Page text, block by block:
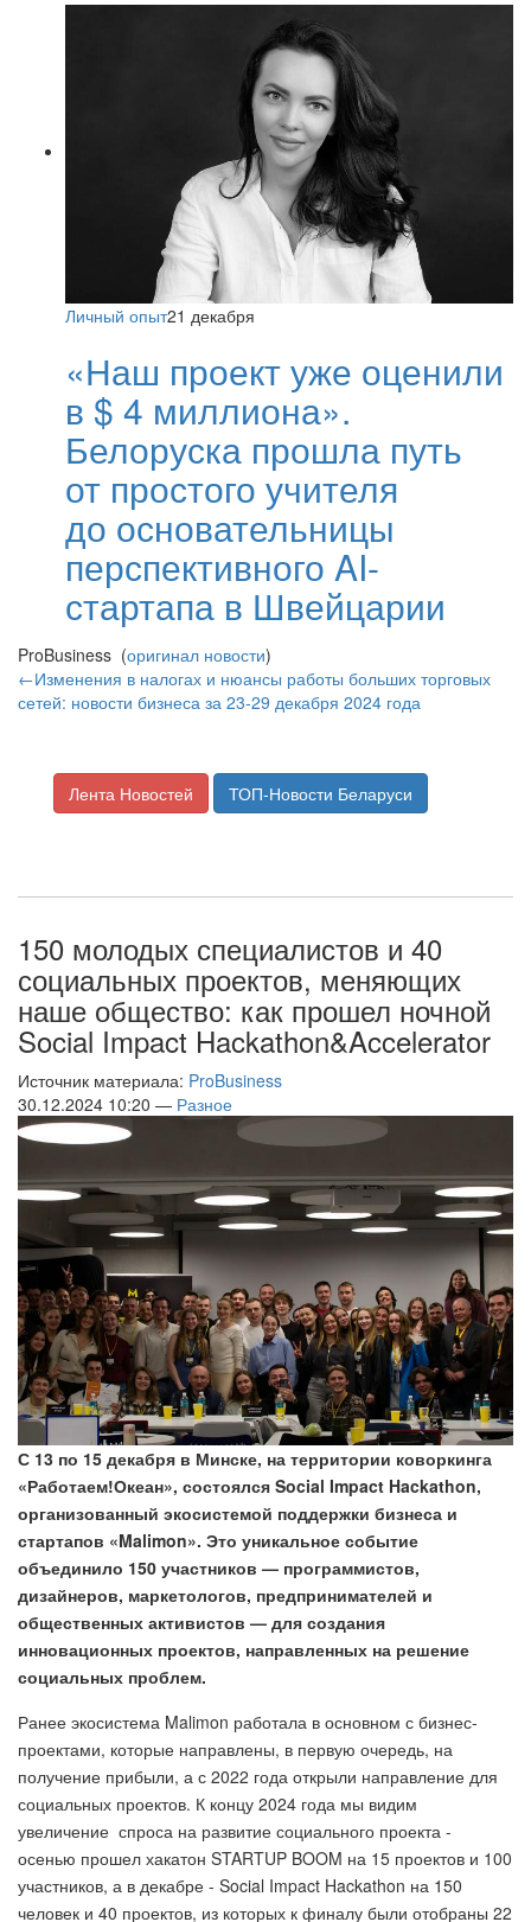
Личный опыт21 декабря
«Наш проект уже оценили
в $ 4 миллиона».
Белоруска прошла путь
от простого учителя
до основательницы
перспективного AI-
стартапа в Швейцарии
ProBusiness (оригинал новости)
←Изменения в налогах и нюансы работы больших торговых
сетей: новости бизнеса за 23-29 декабря 2024 года
Лента Новостей ТОП-Новости Беларуси
150 молодых специалистов и 40
социальных проектов, меняющих
наше общество: как прошел ночной
Social Impact Hackathon&Accelerator
Источник материала: ProBusiness
30.12.2024 10:20 — Разное
С 13 по 15 декабря в Минске, на территории коворкинга
«Работаем!Океан», состоялся Social Impact Hackathon,
организованный экосистемой поддержки бизнеса и
стартапов «Malimon». Это уникальное событие
объединило 150 участников — программистов,
дизайнеров, маркетологов, предпринимателей и
общественных активистов — для создания
инновационных проектов, направленных на решение
социальных проблем.
Ранее экосистема Malimon работала в основном с бизнес-
проектами, которые направлены, в первую очередь, на
получение прибыли, а с 2022 года открыли направление для
социальных проектов. К концу 2024 года мы видим
увеличение спроса на развитие социального проекта -
осенью прошел хакатон STARTUP BOOM на 15 проектов и 100
участников, а в декабре - Social Impact Hackathon на 150
человек и 40 проектов, из которых к финалу были отобраны 22